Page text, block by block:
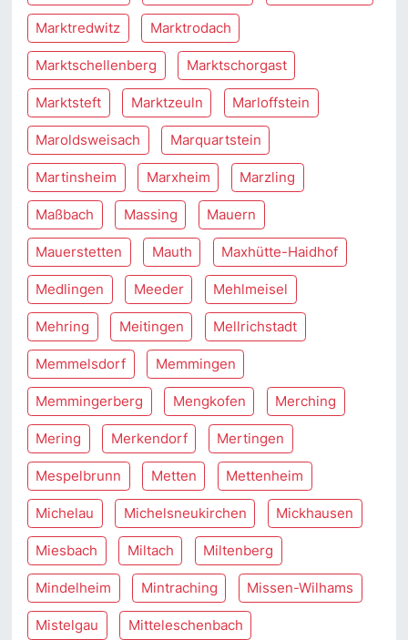
Marktredwitz Marktrodach
Marktschellenberg Marktschorgast
Marktsteft Marktzeuln Marloffstein
Maroldsweisach Marquartstein
Martinsheim Marxheim Marzling
Maßbach Massing Mauern
Mauerstetten Mauth Maxhütte-Haidhof
Medlingen Meeder Mehlmeisel
Mehring Meitingen Mellrichstadt
Memmelsdorf Memmingen
Memmingerberg Mengkofen Merching
Mering Merkendorf Mertingen
Mespelbrunn Metten Mettenheim
Michelau Michelsneukirchen Mickhausen
Miesbach Miltach Miltenberg
Mindelheim Mintraching Missen-Wilhams
Mistelgau Mitteleschenbach